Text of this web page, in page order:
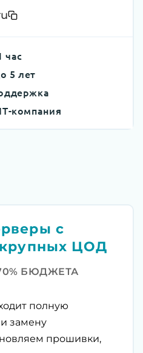
час
5 лет
компания
с
ЦОД
БЮДЖЕТА
полную
и замену
прошивки,